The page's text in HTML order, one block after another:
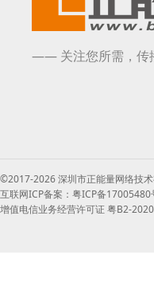
—— 关注您所需，传
©2017-2026 深圳市正能量网络技
互联网ICP备案：粤ICP备17005480
增值电信业务经营许可证 粤B2-